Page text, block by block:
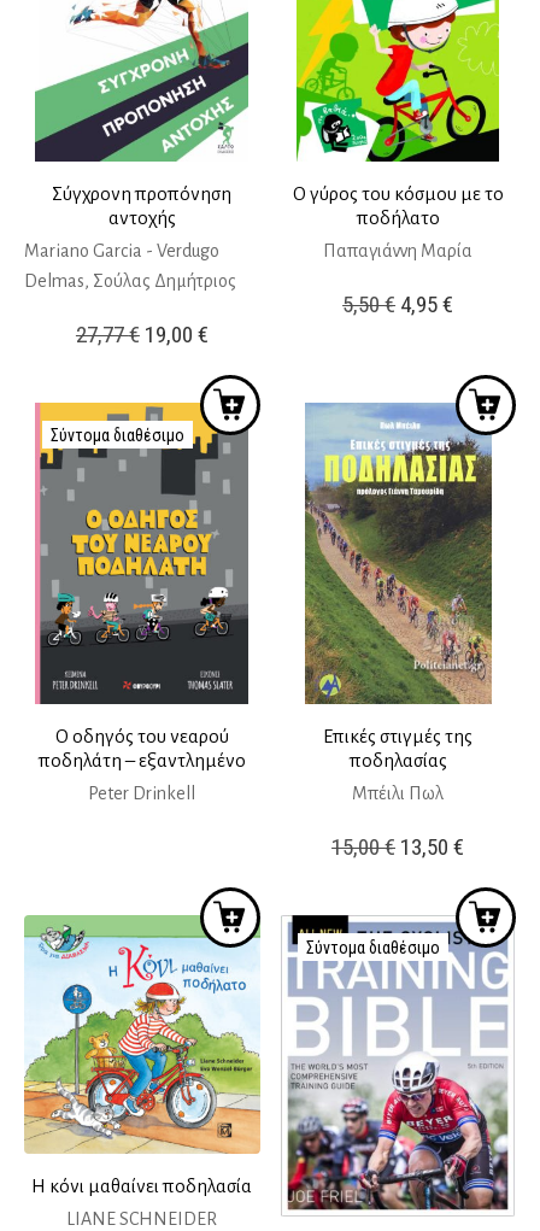
Σύγχρονη προπόνηση
αντοχής
Mariano Garcia - Verdugo
Delmas, Σούλας Δημήτριος
27,77€ Original
was:
27,77 €.
19,00 €Η
τιμή
είναι:
19,00 €.
Ο γύρος του κόσμου με το
ποδήλατο
Παπαγιάννη Μαρία
5,50€ Original
5,50 €.
4,95€
τιμή
είναι:
4,95 €.
Σύντομα διαθέσιμο
Ο οδηγός του νεαρού
ποδηλάτη – εξαντλημένο
Peter Drinkell
Επικές στιγμές της
ποδηλασίας
Μπέιλι Πωλ
15,00€ Original
was:
15,00 €.
13,50€
τιμή
είναι:
13,50 €.
Η κόνι μαθαίνει ποδηλασία
LIANE SCHNEIDER
Σύντομα διαθέσιμο